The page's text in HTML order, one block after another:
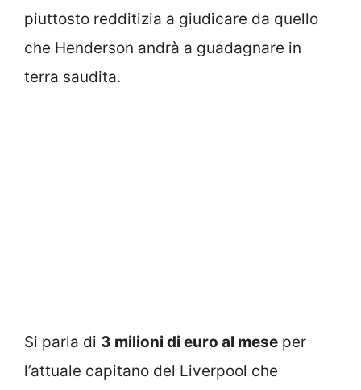
piuttosto redditizia a giudicare da quello
che Henderson andrà a guadagnare in
terra saudita.
Si parla di 3 milioni di euro al mese per
l’attuale capitano del Liverpool che